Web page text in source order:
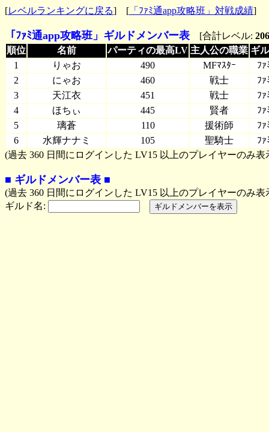
[レベルランキングに戻る] [ 「ﾌｧﾐ通app攻略班」対戦成績]
「ﾌｧﾐ通app攻略班」ギルドメンバー表 [合計レベル:
順位
名前 パーティの最高LV 主人公の職業 ギ
1
りゃお 490 MFﾏｽﾀｰ
ﾌ
2
にゃお 460 戦士
ﾌ
3
天江衣 451 戦士
ﾌ
4
ほちぃ 445 賢者
ﾌ
5
璃蒼 110 援術師
ﾌ
6
水輝ナナミ 105 聖騎士
ﾌ
(過去 360 日間にログインした LV15 以上のプレイヤーのみ表
■ ギルドメンバー表 ■
(過去 360 日間にログインした LV15 以上のプレイヤーのみ表
ギルド名: